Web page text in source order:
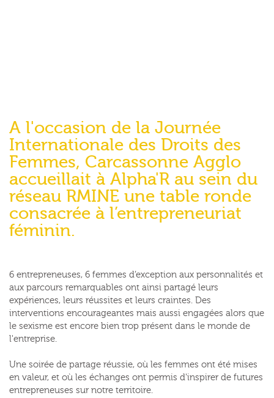
A l'occasion de la Journée
Internationale des Droits des
Femmes, Carcassonne Agglo
accueillait à Alpha'R au sein du
réseau RMINE une table ronde
consacrée à l’entrepreneuriat
féminin.
6 entrepreneuses, 6 femmes d’exception aux personnalités et
aux parcours remarquables ont ainsi partagé leurs
expériences, leurs réussites et leurs craintes. Des
interventions encourageantes mais aussi engagées alors que
le sexisme est encore bien trop présent dans le monde de
l'entreprise.
Une soirée de partage réussie, où les femmes ont été mises
en valeur, et où les échanges ont permis d'inspirer de futures
entrepreneuses sur notre territoire.